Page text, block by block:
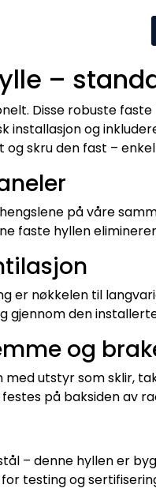
–
Disse robuste
installasjon og
og skru den fast –
på våre
faste hyllen
er nøkkelen til
gjennom den
og
med utstyr som sklir,
på baksiden av
– denne hyllen er
testing og